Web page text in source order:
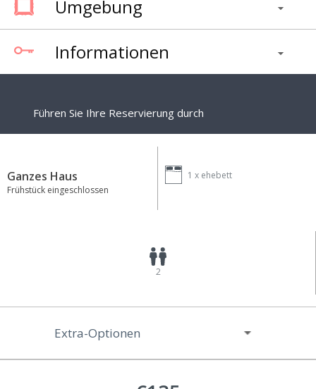
Umgebung
Informationen
Führen Sie Ihre Reservierung durch
Ganzes Haus
Frühstück eingeschlossen
1 x ehebett
2
Extra-Optionen